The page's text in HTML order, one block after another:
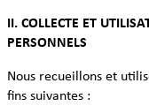
II. COLLECTE ET
PERSONNELS
Nous recueillons et
fins suivantes :